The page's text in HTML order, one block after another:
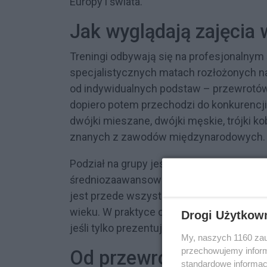
Jak wyglądają zajęcia
Treningi odbywają się na
specjalistycznych matach rozłożonych
od indywidualnych podstaw –
dopiero potem przechodzi do
dwójki mieszane, dwójki męskie, trójki
znanych z zawodów międzynarodowych.
Podział na grupy jest wielostopniowy: od
średniozaawansowane, aż po
jest przede wszystkim według
wieku. W praktyce oznacza to, że
jeśli tylko prezentują podobny poziom
Od przewrotów do salt
Drogi
My, naszych 1160
przechowujemy
standardowe